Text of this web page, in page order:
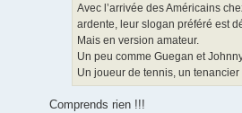
Avec l’arrivée des Américains
ardente, leur slogan préféré est
Mais en version amateur.
Un peu comme Guegan et
Un joueur de tennis, un
Comprends rien !!!